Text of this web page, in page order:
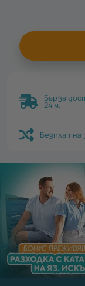
Бърза
24 ч.
Безплатна